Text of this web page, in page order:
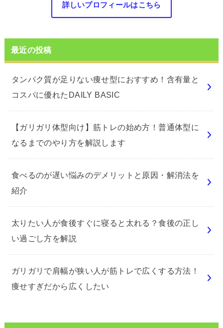
詳しいプロフィールはこちら
最近の投稿
タンパク質が足りない痩せ型におすすめ！含有量と
コスパに優れたDAILY BASIC
【ガリガリ体型向け】筋トレの始め方！普通体型に
なるまでのやり方を解説します
食べるのが遅い悩みのデメリットと原因・解消法を
紹介
太りたい人が食後すぐに寝ると太れる？食後の正し
い過ごし方を解説
ガリガリで肩幅が狭い人が筋トレで広くする方法！
痩せすぎだから広くしたい